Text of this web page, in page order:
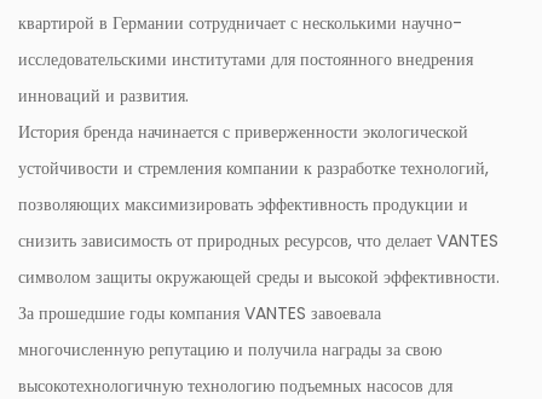
квартирой в Германии сотрудничает с несколькими научно-
исследовательскими институтами для постоянного внедрения
инноваций и развития.
История бренда начинается с приверженности экологической
устойчивости и стремления компании к разработке технологий,
позволяющих максимизировать эффективность продукции и
снизить зависимость от природных ресурсов, что делает VANTES
символом защиты окружающей среды и высокой эффективности.
За прошедшие годы компания VANTES завоевала
многочисленную репутацию и получила награды за свою
высокотехнологичную технологию подъемных насосов для